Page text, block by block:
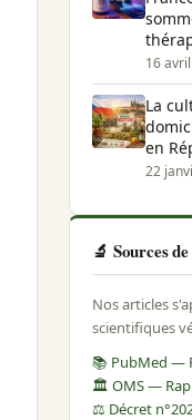
16
La
en
22
🔬 Sources
Nos articles
scientifiques
📚 PubMed —
🏛️ OMS —
⚖️ Décret